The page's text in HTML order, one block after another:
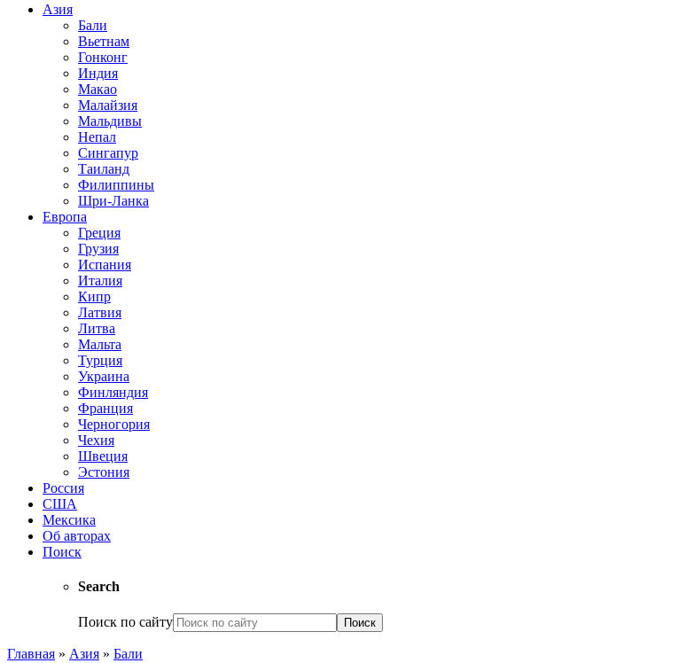
Азия
Бали
Вьетнам
Гонконг
Индия
Макао
Малайзия
Мальдивы
Непал
Сингапур
Таиланд
Филиппины
Шри-Ланка
Европа
Греция
Грузия
Испания
Италия
Кипр
Латвия
Литва
Мальта
Турция
Украина
Финляндия
Франция
Черногория
Чехия
Швеция
Эстония
Россия
США
Мексика
Об авторах
Поиск
Search
Поиск по сайту
Главная » Азия » Бали